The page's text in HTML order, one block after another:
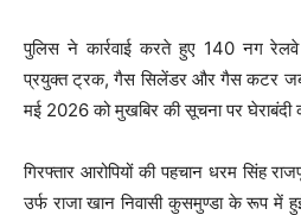
पुलिस ने कार्रवाई करते हुए 140 नग
प्रयुक्त ट्रक, गैस सिलेंडर और गैस कटर जब्त
मई 2026 को मुखबिर की सूचना पर घेराबंदी
गिरफ्तार आरोपियों की पहचान धरम सिंह
उर्फ राजा खान निवासी कुसमुण्डा के रूप